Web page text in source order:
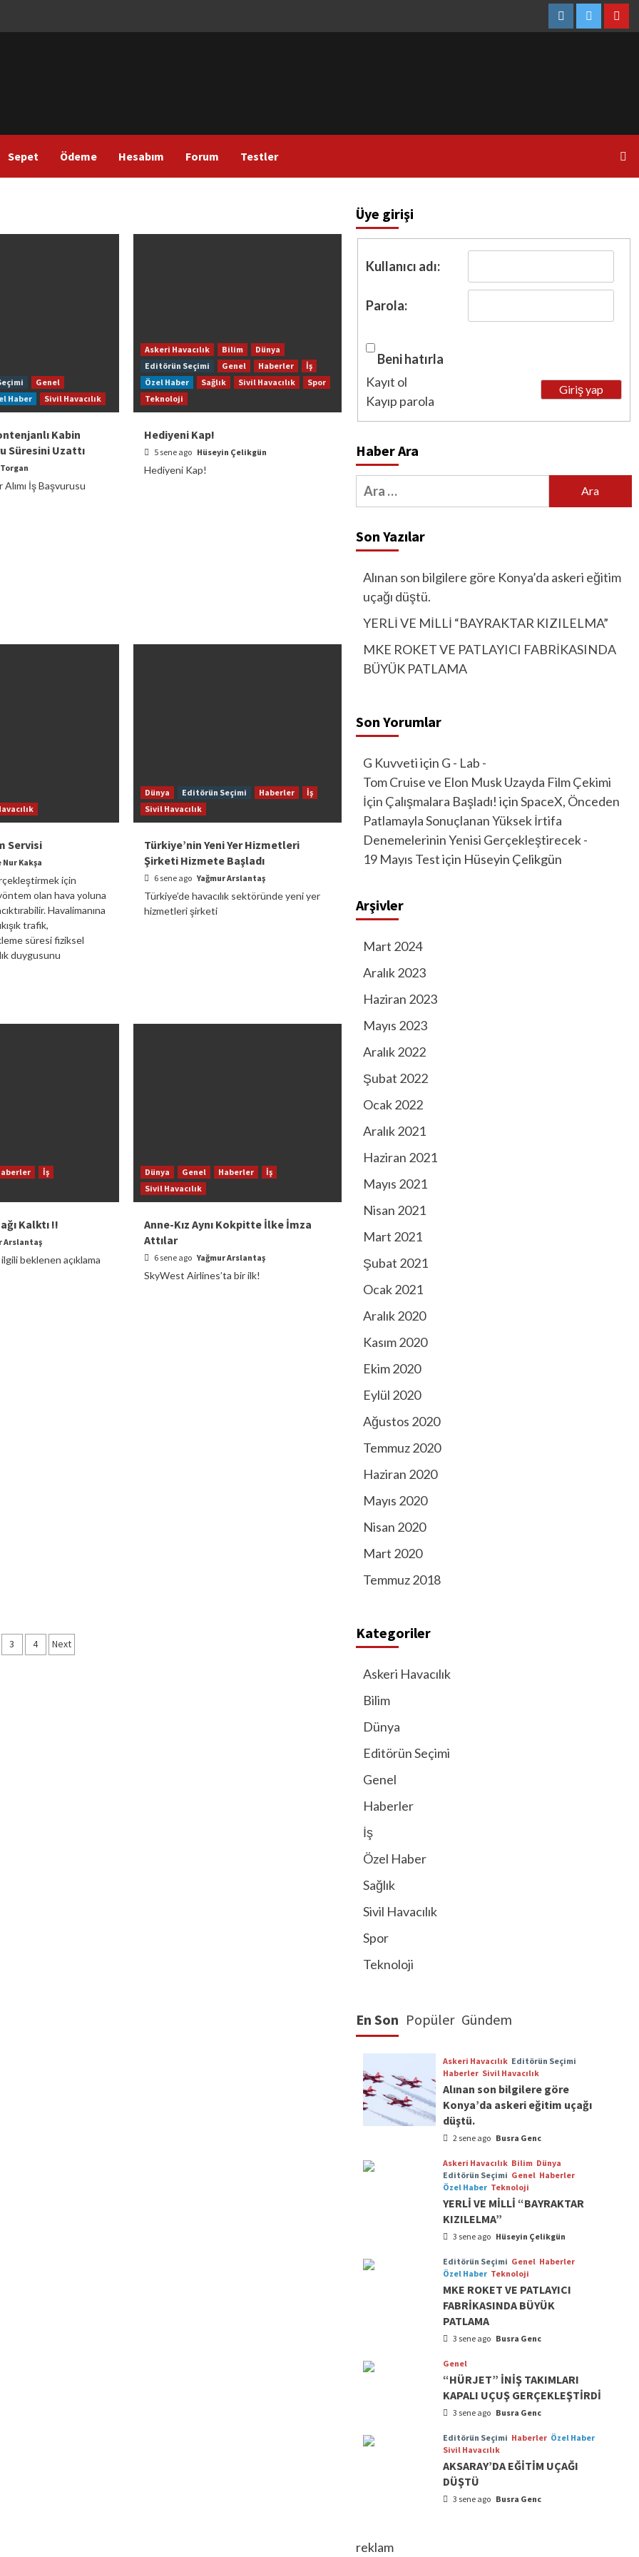
InstagramTwitter
Sepet Ödeme Hesabım Forum Testler
Genel
Haber Sivil Havacılık
Kabin
Süresini Uzattı
İş Başvurusu
Askeri Havacılık Bilim
Dünya
Editörün Seçimi
Genel Haberler
İş
Özel Haber
Sağlık Sivil Havacılık
Spor
Teknoloji
Hediyeni Kap!
5 sene ago Hüseyin Çelikgün
Hediyeni Kap!
Servisi
Nur Kakşa
için
olan hava yoluna
Havalimanına
trafik,
süresi fiziksel
duygusunu
Dünya Editörün Seçimi Haberler
İş
Sivil Havacılık
Türkiye’nin Yeni Yer Hizmetleri
Şirketi Hizmete Başladı
6 sene ago Yağmur Arslantaş
Türkiye’de havacılık sektöründe yeni yer
hizmetleri şirketi
İş
Kalktı !!
Arslantaş
beklenen açıklama
Dünya Genel Haberler
İş
Sivil Havacılık
Anne-Kız Aynı Kokpitte İlke İmza
Attılar
6 sene ago Yağmur Arslantaş
SkyWest Airlines’ta bir ilk!
3 4 Next
Üye girişi
Kullanıcı adı:
Parola:
Beni hatırla
Giriş yap
Kayıt ol
Kayıp parola
Haber Ara
Arama:
Son Yazılar
Alınan son bilgilere göre Konya’da askeri eğitim
uçağı düştü.
YERLİ VE MİLLİ “BAYRAKTAR KIZILELMA”
MKE ROKET VE PATLAYICI FABRİKASINDA
BÜYÜK PATLAMA
Son Yorumlar
G Kuvvetiiçin G - Lab -
Tom Cruise ve Elon Musk Uzayda Film Çekimi
İçin Çalışmalara Başladı! içinSpaceX, Önceden
Patlamayla Sonuçlanan Yüksek İrtifa
Denemelerinin Yenisi Gerçekleştirecek -
19 Mayıs Testiçin Hüseyin Çelikgün
Arşivler
Mart 2024
Aralık 2023
Haziran 2023
Mayıs 2023
Aralık 2022
Şubat 2022
Ocak 2022
Aralık 2021
Haziran 2021
Mayıs 2021
Nisan 2021
Mart 2021
Şubat 2021
Ocak 2021
Aralık 2020
Kasım 2020
Ekim 2020
Eylül 2020
Ağustos 2020
Temmuz 2020
Haziran 2020
Mayıs 2020
Nisan 2020
Mart 2020
Temmuz 2018
Kategoriler
Askeri Havacılık
Bilim
Dünya
Editörün Seçimi
Genel
Haberler
İş
Özel Haber
Sağlık
Sivil Havacılık
Spor
Teknoloji
En Son Popüler Gündem
Askeri Havacılık Editörün Seçimi
Haberler Sivil Havacılık
Alınan son bilgilere göre
Konya’da askeri eğitim uçağı
düştü.
2 sene ago Busra Genc
Askeri Havacılık Bilim Dünya
Editörün Seçimi Genel Haberler
Özel Haber Teknoloji
YERLİ VE MİLLİ “BAYRAKTAR
KIZILELMA”
3 sene ago Hüseyin Çelikgün
Editörün Seçimi Genel Haberler
Özel Haber Teknoloji
MKE ROKET VE PATLAYICI
FABRİKASINDA BÜYÜK
PATLAMA
3 sene ago Busra Genc
Genel
“HÜRJET” İNİŞ TAKIMLARI
KAPALI UÇUŞ GERÇEKLEŞTİRDİ
3 sene ago Busra Genc
Editörün Seçimi Haberler Özel Haber
Sivil Havacılık
AKSARAY’DA EĞİTİM UÇAĞI
DÜŞTÜ
3 sene ago Busra Genc
reklam